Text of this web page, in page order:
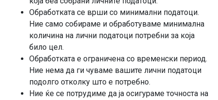
Обработката се врши со минимални податоци.
Ние само собираме и обработуваме минимална
количина на лични податоци потребни за која
било цел.
Обработката е ограничена со временски период.
Ние нема да ги чуваме вашите лични податоци
подолго отколку што е потребно.
Ние ќе се потрудиме да ја осигураме точноста на